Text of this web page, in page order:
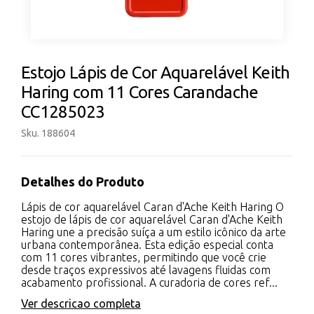
Estojo Lápis de Cor Aquarelável Keith
Haring com 11 Cores Carandache
CC1285023
Sku. 188604
Detalhes do Produto
Lápis de cor aquarelável Caran d'Ache Keith Haring O
estojo de lápis de cor aquarelável Caran d'Ache Keith
Haring une a precisão suíça a um estilo icônico da arte
urbana contemporânea. Esta edição especial conta
com 11 cores vibrantes, permitindo que você crie
desde traços expressivos até lavagens fluidas com
acabamento profissional. A curadoria de cores ref...
Ver descricao completa